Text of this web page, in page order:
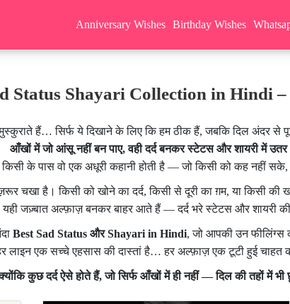
Anniversary Wishes Birthday Wishes
Status Shayari Collection in Hindi –
हैं… सिर्फ ये दिखाने के लिए कि हम ठीक हैं, जबकि दिल अंदर से
आँखों में जो आंसू नहीं बन पाए, वही दर्द बनकर स्टेटस और शायरी में
किसी के पास वो एक अधूरी कहानी होती है — जो किसी को कह नहीं
चखा है। किसी को खोने का दर्द, किसी से दूरी का ग़म, या किसी
यही जज़्बात अल्फ़ाज़ बनकर बाहर आते हैं — दर्द भरे स्टेटस और शायरी
Best Sad Status और Shayari in Hindi, जो आपकी उन फीलिंग्स
लाइन एक सच्चे एहसास की दास्तां है… हर अल्फ़ाज़ एक टूटी हुई चाहत
कुछ दर्द ऐसे होते हैं, जो सिर्फ आँखों में ही नहीं — दिल की तहों में भी